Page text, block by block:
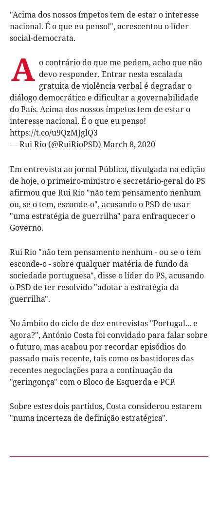
"Acima dos nossos ímpetos tem de estar o interesse
nacional. É o que eu penso!", acrescentou o líder
social-democrata.
A o contrário do que me pedem, acho que não
devo responder. Entrar nesta escalada
gratuita de violência verbal é degradar o
diálogo democrático e dificultar a governabilidade
do País. Acima dos nossos ímpetos tem de estar o
interesse nacional. É o que eu penso!
https://t.co/u9QzMJglQ3
— Rui Rio (@RuiRioPSD) March 8, 2020
Em entrevista ao jornal Público, divulgada na edição
de hoje, o primeiro-ministro e secretário-geral do PS
afirmou que Rui Rio "não tem pensamento nenhum
ou, se o tem, esconde-o", acusando o PSD de usar
"uma estratégia de guerrilha" para enfraquecer o
Governo.
Rui Rio "não tem pensamento nenhum - ou se o tem
esconde-o - sobre qualquer matéria de fundo da
sociedade portuguesa", disse o líder do PS, acusando
o PSD de ter resolvido "adotar a estratégia da
guerrilha".
No âmbito do ciclo de dez entrevistas "Portugal... e
agora?", António Costa foi convidado para falar sobre
o futuro, mas acabou por recordar episódios do
passado mais recente, tais como os bastidores das
recentes negociações para a continuação da
"geringonça" com o Bloco de Esquerda e PCP.
Sobre estes dois partidos, Costa considerou estarem
"numa incerteza de definição estratégica".